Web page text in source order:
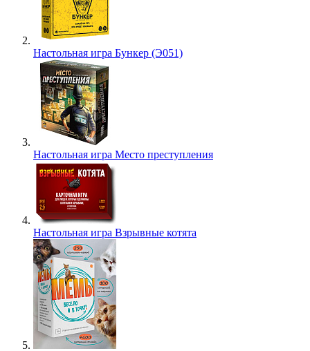
Настольная игра Бункер (Э051)
Настольная игра Место преступления
Настольная игра Взрывные котята